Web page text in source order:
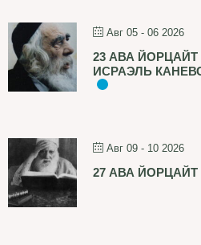
Авг 05 - 06 2026
23 АВА
ИСРАЭЛЬ
Авг 09 - 10 2026
27 АВА